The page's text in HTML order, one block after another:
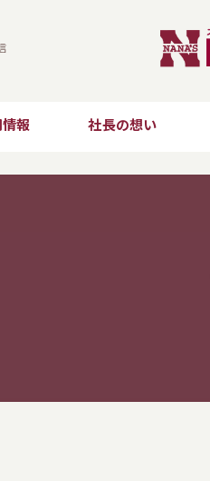
報 社長の想い